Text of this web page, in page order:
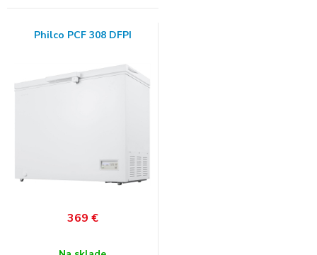
Philco PCF 308 DFPI
369 €